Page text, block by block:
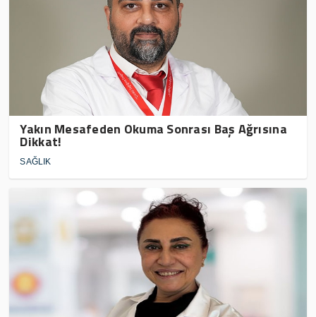
Yakın Mesafeden Okuma Sonrası Baş Ağrısına
Dikkat!
SAĞLIK